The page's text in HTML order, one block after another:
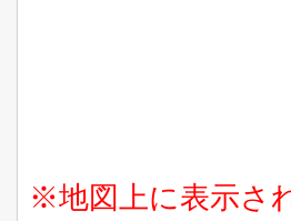
※地図上に表示さ